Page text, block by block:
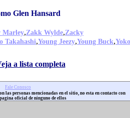
Glen Hansard
Marley,Zakk Wylde,Zacky
Takahashi,Young Jeezy,Young Buck,Yoko
a lista completa
Fale Conosco
las personas mencionadas en el sitio, no esta en contacto con
oficial de ninguno de ellos